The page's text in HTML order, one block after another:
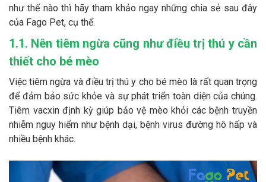
Chính sách đổi trả
LIÊN HỆ
TỔNG ĐÀI TƯ VẤN
0929894774
như thế nào thì hãy tham khảo ngay những chia sẻ sau đây
của Fago Pet, cụ thể.
1.1. Nên tiêm ngừa cũng như điều trị thú y cần
thiết cho bé mèo
Việc tiêm ngừa và điều trị thú y cho bé mèo là rất quan trọng
để đảm bảo sức khỏe và sự phát triển toàn diện của chúng.
Tiêm vacxin định kỳ giúp bảo vệ mèo khỏi các bệnh truyền
nhiễm nguy hiểm như bệnh dại, bệnh virus đường hô hấp và
nhiều bệnh khác.